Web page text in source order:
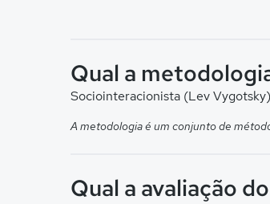
Qual a
Sociointeracionista (Lev Vygotsky)
A metodologia é um conjunto de
Qual a avaliação